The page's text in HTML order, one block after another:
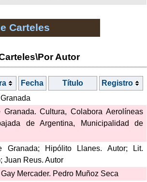
Carteles
Autor
Fecha Título
Registro
Granada. Cultura, Colabora Aerolíneas
de Argentina, Municipalidad de
Granada; Hipólito Llanes. Autor; Lit.
Juan Reus. Autor
Mercader. Pedro Muñoz Seca